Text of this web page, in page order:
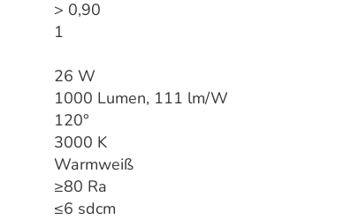
> 0,90
1
26 W
1000 Lumen, 111 lm/W
120°
3000 K
Warmweiß
≥80 Ra
≤6 sdcm